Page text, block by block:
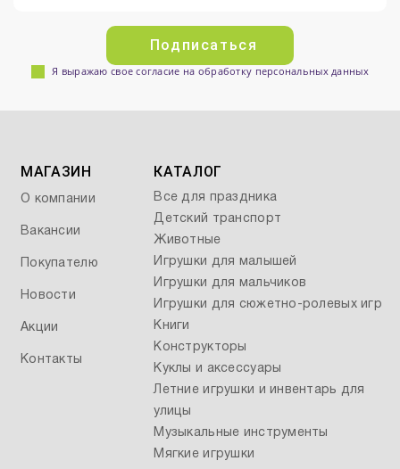
Подписаться
Я выражаю свое согласие на обработку персональных данных
МАГАЗИН
О компании
Вакансии
Покупателю
Новости
Акции
Контакты
КАТАЛОГ
Все для праздника
Детский транспорт
Животные
Игрушки для малышей
Игрушки для мальчиков
Игрушки для сюжетно-ролевых игр
Книги
Конструкторы
Куклы и аксессуары
Летние игрушки и инвентарь для
улицы
Музыкальные инструменты
Мягкие игрушки